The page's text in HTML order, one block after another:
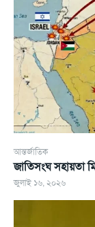
আন্তর্জাতিক
জাতিসংঘ সহায়তা
জুলাই ১৬, ২০২৬